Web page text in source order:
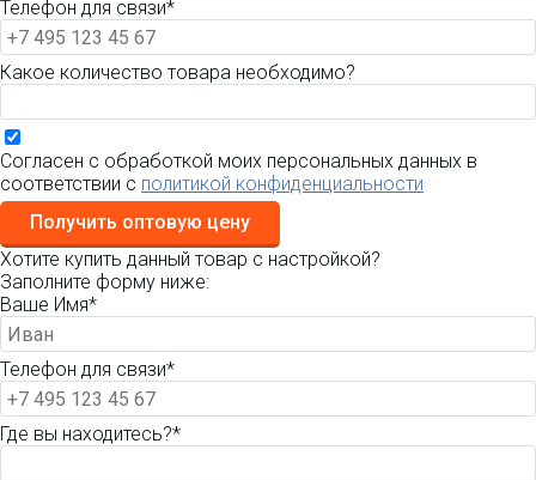
Телефон для связи*
Какое количество товара необходимо?
Согласен с обработкой моих персональных данных в
соответствии с политикой конфиденциальности
Получить оптовую цену
Хотите купить данный товар с настройкой?
Заполните форму ниже:
Ваше Имя*
Телефон для связи*
Где вы находитесь?*